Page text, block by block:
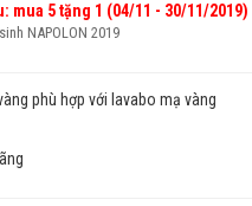
mua 5 tặng 1 (04/11 - 30/11/2019)
NAPOLON 2019
phù hợp với lavabo mạ vàng